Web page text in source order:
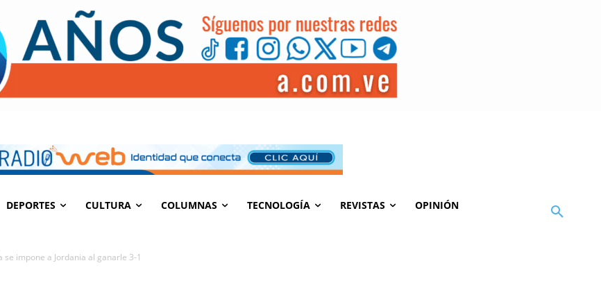
DEPORTES CULTURA COLUMNAS TECNOLOGÍA REVISTAS OPINIÓN
impone a Jordania al ganarle 3-1